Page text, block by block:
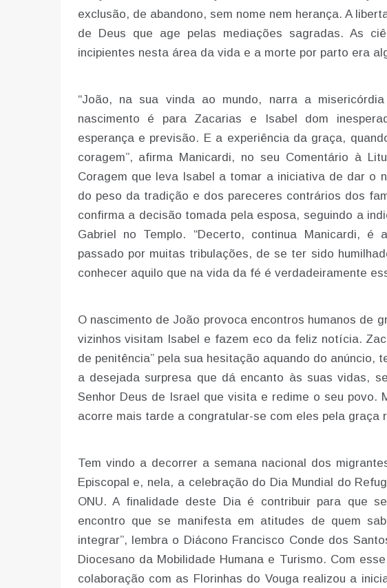
exclusão, de abandono, sem nome nem herança. A
de Deus que age pelas mediações sagradas. As
incipientes nesta área da vida e a morte por parto era
“João, na sua vinda ao mundo, narra a
nascimento é para Zacarias e Isabel dom
esperança e previsão. E a experiência da graça,
coragem”, afirma Manicardi, no seu Comentário à
Coragem que leva Isabel a tomar a iniciativa de dar o
do peso da tradição e dos pareceres contrários dos
confirma a decisão tomada pela esposa, seguindo a
Gabriel no Templo. “Decerto, continua Manicardi,
passado por muitas tribulações, de se ter sido
conhecer aquilo que na vida da fé é verdadeiramente
O nascimento de João provoca encontros humanos de
vizinhos visitam Isabel e fazem eco da feliz notícia.
de penitência” pela sua hesitação aquando do anúncio,
a desejada surpresa que dá encanto às suas vidas,
Senhor Deus de Israel que visita e redime o seu povo.
acorre mais tarde a congratular-se com eles pela graça
Tem vindo a decorrer a semana nacional dos
Episcopal e, nela, a celebração do Dia Mundial do
ONU. A finalidade deste Dia é contribuir para que
encontro que se manifesta em atitudes de quem
integrar”, lembra o Diácono Francisco Conde dos
Diocesano da Mobilidade Humana e Turismo. Com
colaboração com as Florinhas do Vouga realizou a